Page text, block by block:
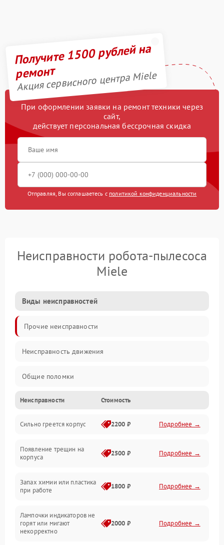
Получите 1500 рублей на
ремонт
Акция сервисного центра Miele
При оформлении заявки на ремонт техники через
сайт,
действует персональная бессрочная скидка
Отправляя, Вы соглашаетесь с политикой конфиденциальности
Неисправности робота-пылесоса
Miele
Виды неисправностей
Прочие неисправности
Неисправность движения
Общие поломки
Неисправность датчиков
Неисправность программного обеспечения
Проблемы с сигналом
Батарея
Неисправности Стоимость
Сильно греется корпус 2200 ₽ Подробнее →
Появление трещин на
корпуса
2500 ₽ Подробнее →
Запах химии или пластика
при работе
1800 ₽ Подробнее →
Лампочки индикаторов не
горят или мигают
некорректно
2000 ₽ Подробнее →